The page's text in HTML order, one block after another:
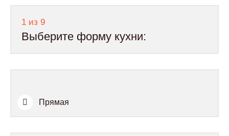
1 из 9
Выберите форму кухни:
Прямая